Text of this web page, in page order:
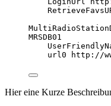
MRSDB01
url0 http://
Hier eine Kurze